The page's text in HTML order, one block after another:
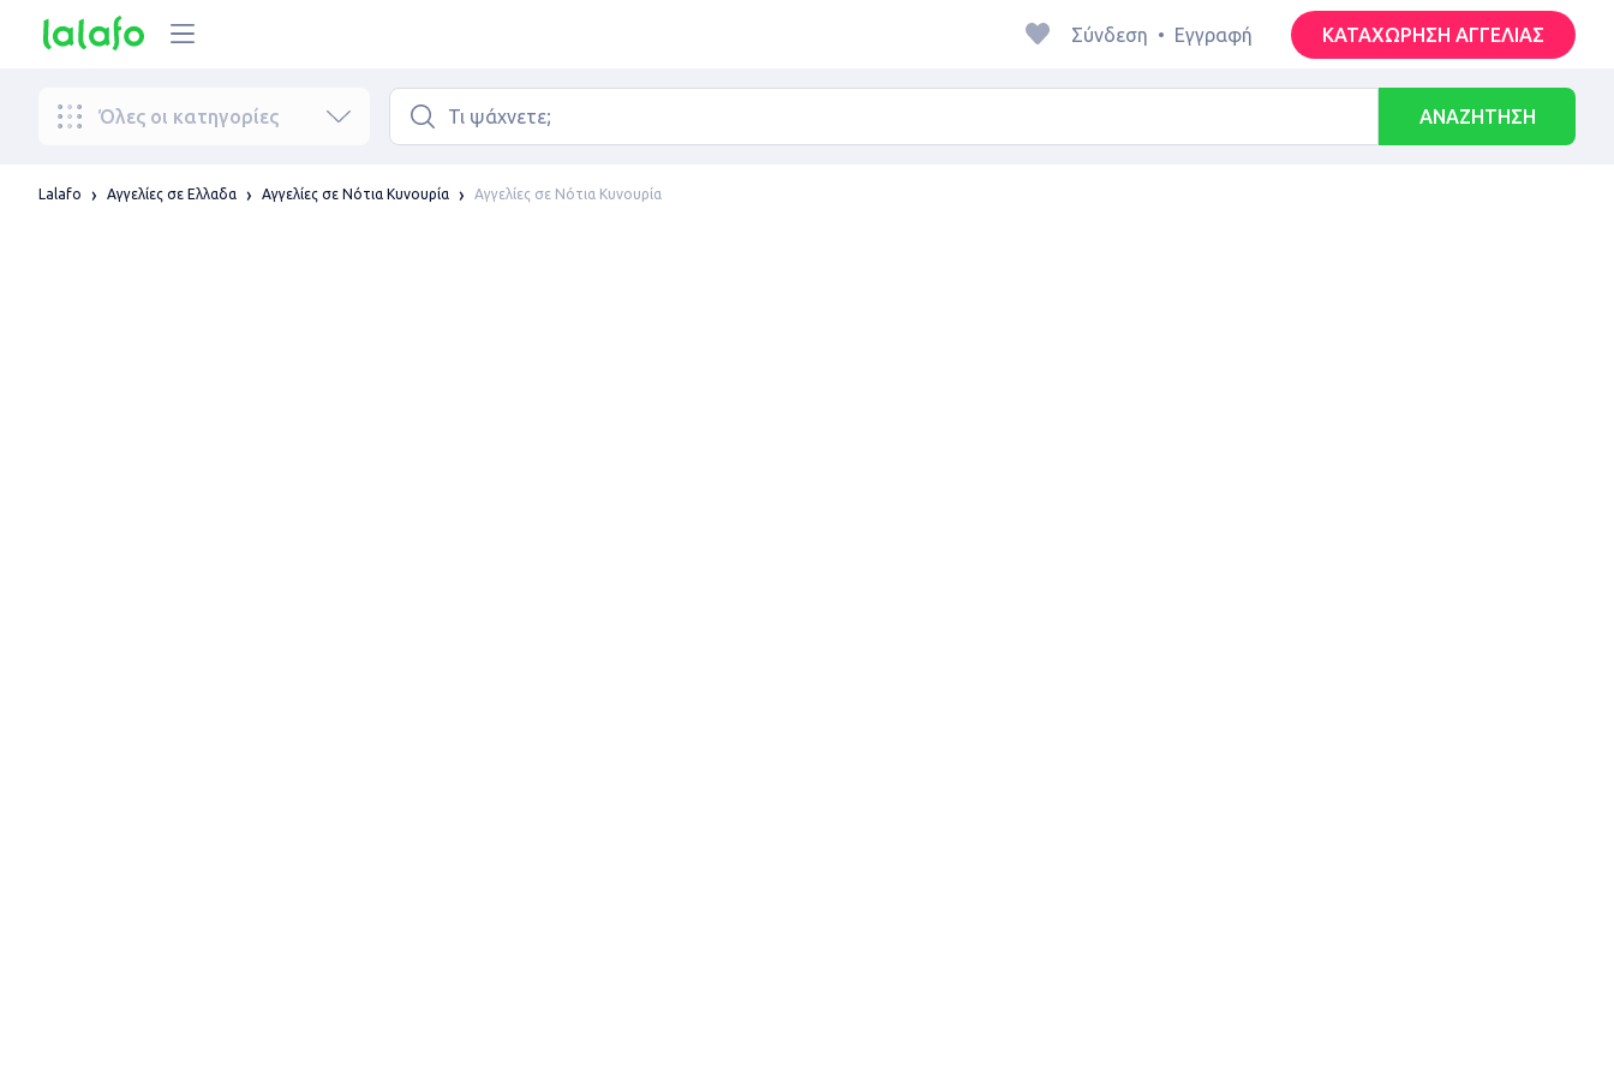
Σύνδεση • Εγγραφή ΚΑΤΑΧΩΡΗΣΗ ΑΓΓΕΛΙΑΣ
Όλες οι κατηγορίες ΑΝΑΖΗΤΗΣΗ
Lalafo Αγγελίες σε Ελλαδα Αγγελίες σε Νότια Κυνουρία Αγγελίες σε Νότια Κυνουρία